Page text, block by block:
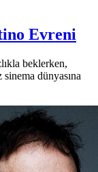
Evreni
beklerken,
sinema dünyasına